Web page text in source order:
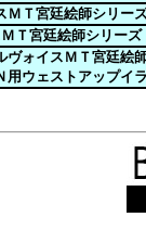
ＭＴ宮廷絵師シリー
Ｔ宮廷絵師シリー
ヴォイスＭＴ宮廷絵
用ウェストアップイ